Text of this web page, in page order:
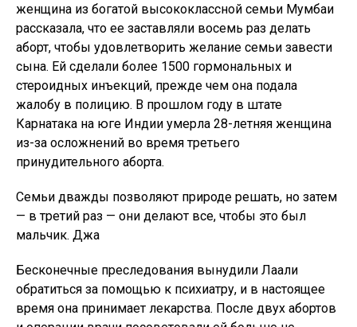
беременеть. «Моя матка ослабла, и мое тело не
может родить еще одного ребенка», — сказала она.
Вмешательство семьи может вызвать у женщины
огромный стресс. 39-летняя Бхавна Джоши из
Читторгарха в Раджастане пережила восемь
беременностей за 11 лет брака, и ей так больно
рассказывать о своем опыте, что она хочет
поделиться только основными фактами: ее отвели к
«бесчисленному» количеству традиционных
целителей. , сделала три аборта и потеряла двух
младенцев в младенчестве. Это продолжалось до
тех пор, пока она, наконец, не родила сына, которому
сейчас пять лет.
После двух абортов Лаали тоже желает мальчика. «Я
хочу, чтобы это закончилось. Они вводят мне